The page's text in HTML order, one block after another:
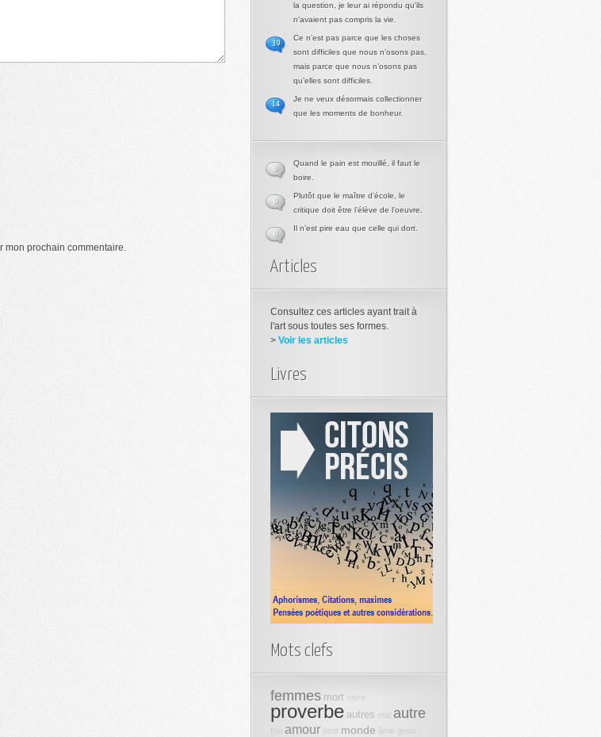
mon prochain commentaire.
la question, je leur ai répondu qu’ils
n’avaient pas compris la vie.
Ce n’est pas parce que les choses
sont difficiles que nous n’osons pas,
mais parce que nous n’osons pas
qu’elles sont difficiles.
30
Je ne veux désormais collectionner
que les moments de bonheur.
14
Quand le pain est mouillé, il faut le
boire.
0
Plutôt que le maître d’école, le
critique doit être l’élève de l’oeuvre.
0
Il n’est pire eau que celle qui dort.
0
Articles
Consultez ces articles ayant trait à
l'art sous toutes ses formes.
> Voir les articles
Livres
Mots clefs
femmes mort vivre
proverbe autres mal autre
amour petit monde âme